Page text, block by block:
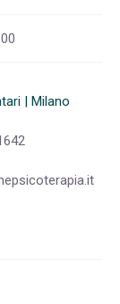
| Milano